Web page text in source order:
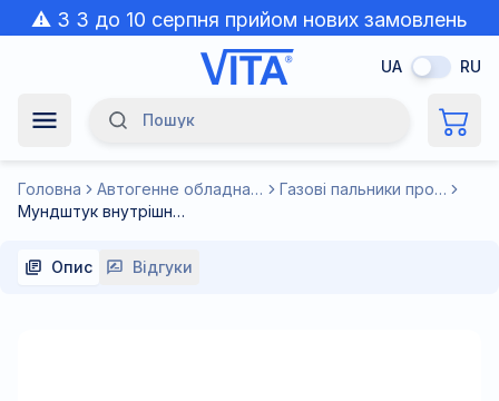
⚠️ З 3 до 10 серпня прийом нових замовлень
призупинено через спеку.
UA RU
Пошук
Головна Автогенне обладнання
Газові пальники пропанові
Мундштук внутрішній до різака Р3П №2 Краматорськ, матеріал латунь ЛС59-1
Опис Відгуки